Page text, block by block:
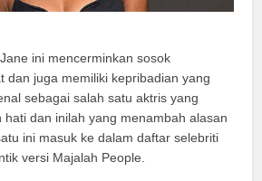
ini mencerminkan sosok
dan juga memiliki kepribadian yang
sebagai salah satu aktris yang
hati dan inilah yang menambah alasan
ini masuk ke dalam daftar selebriti
versi Majalah People.